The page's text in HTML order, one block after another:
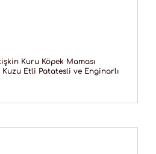
Kuru Köpek Maması
Etli Patatesli ve Enginarlı